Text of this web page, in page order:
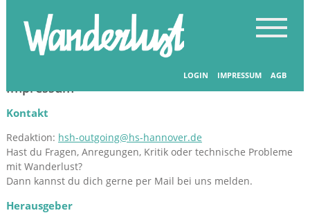
LOGIN IMPRESSUM AGB
Impressum
Kontakt
Redaktion: hsh-outgoing@hs-hannover.de
Hast du Fragen, Anregungen, Kritik oder technische Probleme
mit Wanderlust?
Dann kannst du dich gerne per Mail bei uns melden.
Herausgeber